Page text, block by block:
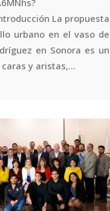
La propuesta
urbano en el vaso de
en Sonora es un
y aristas,...